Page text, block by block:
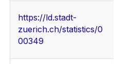
https://ld.stadt-
zuerich.ch/statistics/0
00349